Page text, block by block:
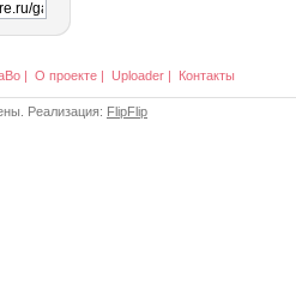
| О проекте | Uploader | Контакты
Реализация: FlipFlip